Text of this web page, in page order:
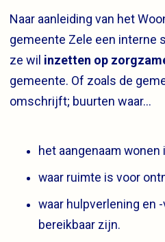
Naar aanleiding van het
gemeente Zele een interne
ze wil inzetten op
gemeente. Of zoals de
omschrijft; buurten waar…
het aangenaam wonen
waar ruimte is voor
waar hulpverlening en
bereikbaar zijn.